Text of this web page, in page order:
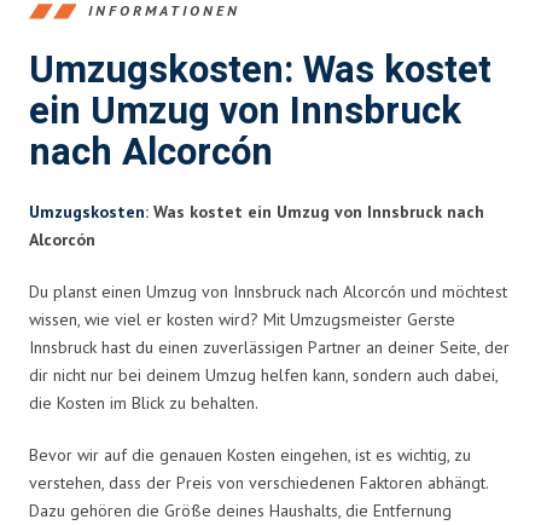
INFORMATIONEN
Umzugskosten: Was kostet
ein Umzug von Innsbruck
nach Alcorcón
Umzugskosten: Was kostet ein Umzug von Innsbruck nach
Alcorcón
Du planst einen Umzug von Innsbruck nach Alcorcón und möchtest
wissen, wie viel er kosten wird? Mit Umzugsmeister Gerste
Innsbruck hast du einen zuverlässigen Partner an deiner Seite, der
dir nicht nur bei deinem Umzug helfen kann, sondern auch dabei,
die Kosten im Blick zu behalten.
Bevor wir auf die genauen Kosten eingehen, ist es wichtig, zu
verstehen, dass der Preis von verschiedenen Faktoren abhängt.
Dazu gehören die Größe deines Haushalts, die Entfernung